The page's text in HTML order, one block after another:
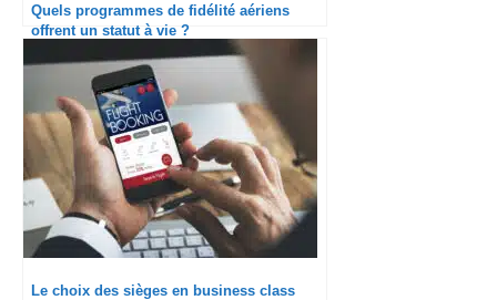
Quels programmes de fidélité aériens
offrent un statut à vie ?
Le choix des sièges en business class